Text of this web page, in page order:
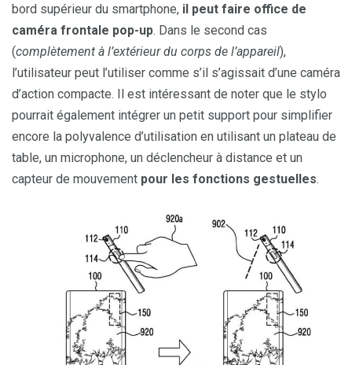
bord supérieur du smartphone, il peut faire office de
caméra frontale pop-up. Dans le second cas
(complètement à l’extérieur du corps de l’appareil),
l’utilisateur peut l’utiliser comme s’il s’agissait d’une caméra
d’action compacte. Il est intéressant de noter que le stylo
pourrait également intégrer un petit support pour simplifier
encore la polyvalence d’utilisation en utilisant un plateau de
table, un microphone, un déclencheur à distance et un
capteur de mouvement pour les fonctions gestuelles.